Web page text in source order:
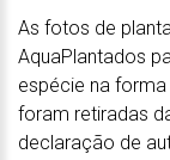
As fotos de
AquaPlantados
espécie na
foram retiradas
declaração de